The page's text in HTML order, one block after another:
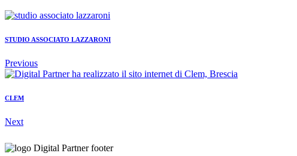
STUDIO ASSOCIATO LAZZARONI
Previous
CLEM
Next